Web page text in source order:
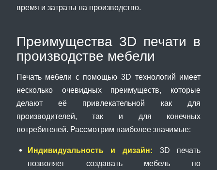
время и затраты на производство.
Преимущества 3D печати в
производстве мебели
Печать мебели с помощью 3D технологий имеет
несколько очевидных преимуществ, которые
делают её привлекательной как для
производителей, так и для конечных
потребителей. Рассмотрим наиболее значимые:
Индивидуальность и дизайн: 3D печать
позволяет создавать мебель по